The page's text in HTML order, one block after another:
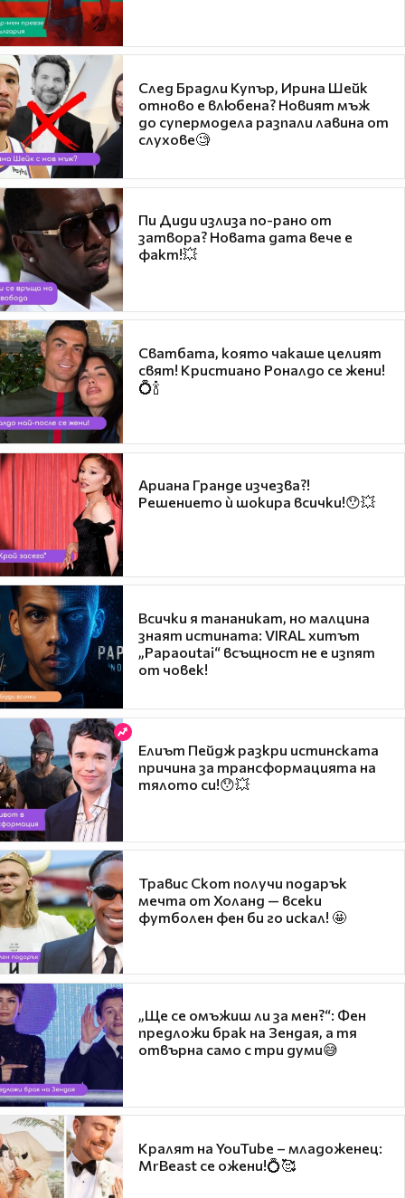
След Брадли Купър, Ирина Шейк
отново е влюбена? Новият мъж
до супермодела разпали лавина от
слухове🧐
Пи Диди излиза по-рано от
затвора? Новата дата вече е
факт!💥
Сватбата, която чакаше целият
свят! Кристиано Роналдо се жени!
💍🍾
Ариана Гранде изчезва?!
Решението ѝ шокира всички!😯💥
Всички я тананикат, но малцина
знаят истината: VIRAL хитът
„Papaoutai“ всъщност не е изпят
от човек!
Елиът Пейдж разкри истинската
причина за трансформацията на
тялото си!😯💥
Травис Скот получи подарък
мечта от Холанд — всеки
футболен фен би го искал! 🤩
„Ще се омъжиш ли за мен?“: Фен
предложи брак на Зендая, а тя
отвърна само с три думи😅
Кралят на YouTube – младоженец:
MrBeast се ожени!💍🥰